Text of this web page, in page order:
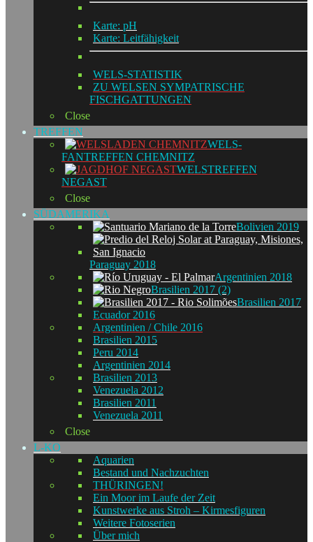
Karte: pH
Karte: Leitfähigkeit
WELS-STATISTIK
ZU WELSEN SYMPATRISCHE
FISCHGATTUNGEN
Close
TREFFEN
WELS-
FANTREFFEN CHEMNITZ
WELSTREFFEN
NEGAST
Close
SÜDAMERIKA
Bolivien 2019
Paraguay 2018
Argentinien 2018
Brasilien 2017 (2)
Brasilien 2017
Ecuador 2016
Argentinien / Chile 2016
Brasilien 2015
Peru 2014
Argentinien 2014
Brasilien 2013
Venezuela 2012
Brasilien 2011
Venezuela 2011
Close
L-KO
Aquarien
Bestand und Nachzuchten
THÜRINGEN!
Ein Moor im Laufe der Zeit
Kunstwerke aus Stroh – Kirmesfiguren
Weitere Fotoserien
Über mich